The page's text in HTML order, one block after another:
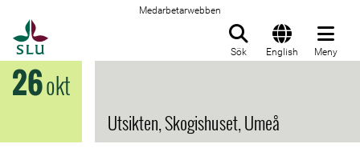
Medarbetarwebben
Sök English Meny
26okt
Utsikten, Skogishuset, Umeå